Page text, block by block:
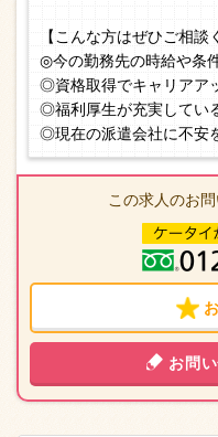
【こんな方はぜひご相談
◎今の勤務先の時給や条
◎資格取得でキャリアア
◎福利厚生が充実してい
◎現在の派遣会社に不安
この求人のお
お問